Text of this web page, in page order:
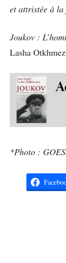
et attristée à
Joukov :
Lasha
*Photo :